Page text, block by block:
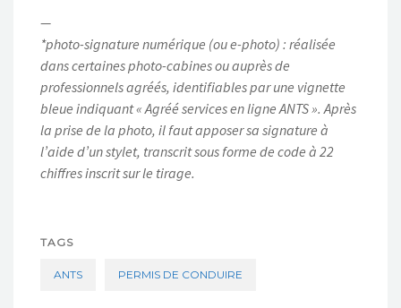
—
*photo-signature numérique (ou e-photo) : réalisée
dans certaines photo-cabines ou auprès de
professionnels agréés, identifiables par une vignette
bleue indiquant « Agréé services en ligne ANTS ». Après
la prise de la photo, il faut apposer sa signature à
l’aide d’un stylet, transcrit sous forme de code à 22
chiffres inscrit sur le tirage.
TAGS
ANTS PERMIS DE CONDUIRE